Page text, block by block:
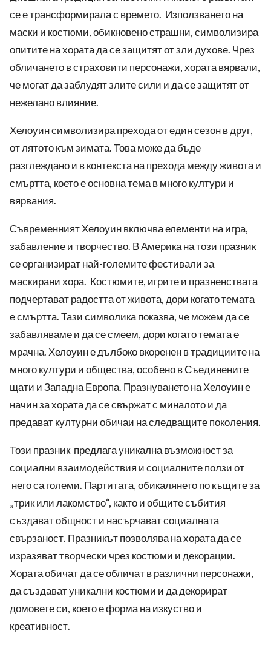
се е трансформирала с времето. Използването на
маски и костюми, обикновено страшни, символизира
опитите на хората да се защитят от зли духове. Чрез
обличането в страховити персонажи, хората вярвали,
че могат да заблудят злите сили и да се защитят от
нежелано влияние.
Хелоуин символизира прехода от един сезон в друг,
от лятото към зимата. Това може да бъде
разглеждано и в контекста на прехода между живота и
смъртта, което е основна тема в много култури и
вярвания.
Съвременният Хелоуин включва елементи на игра,
забавление и творчество. В Америка на този празник
се организират най-големите фестивали за
маскирани хора. Костюмите, игрите и празненствата
подчертават радостта от живота, дори когато темата
е смъртта. Тази символика показва, че можем да се
забавляваме и да се смеем, дори когато темата е
мрачна. Хелоуин е дълбоко вкоренен в традициите на
много култури и общества, особено в Съединените
щати и Западна Европа. Празнуването на Хелоуин е
начин за хората да се свържат с миналото и да
предават културни обичаи на следващите поколения.
Този празник предлага уникална възможност за
социални взаимодействия и социалните ползи от
него са големи. Партитата, обикалянето по къщите за
„трик или лакомство“, както и общите събития
създават общност и насърчават социалната
свързаност. Празникът позволява на хората да се
изразяват творчески чрез костюми и декорации.
Хората обичат да се обличат в различни персонажи,
да създават уникални костюми и да декорират
домовете си, което е форма на изкуство и
креативност.